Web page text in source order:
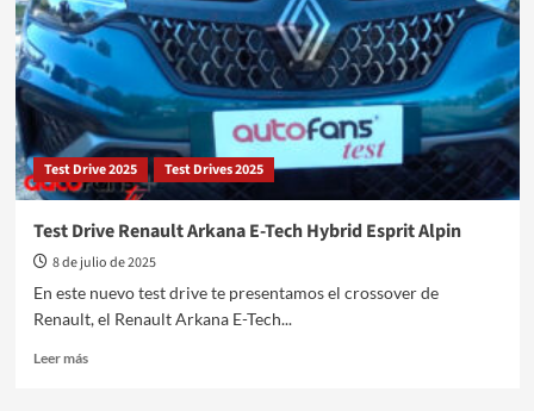
Test Drive 2025 Test Drives 2025
Test Drive Renault Arkana E-Tech Hybrid Esprit Alpin
8 de julio de 2025
En este nuevo test drive te presentamos el crossover de
Renault, el Renault Arkana E-Tech...
Leer másLeer